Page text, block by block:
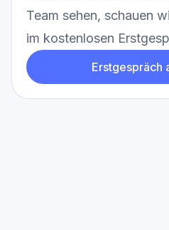
Team sehen, schauen
im kostenlosen
Erstgespräch